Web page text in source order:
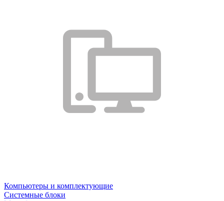
Компьютеры и комплектующие
Системные блоки